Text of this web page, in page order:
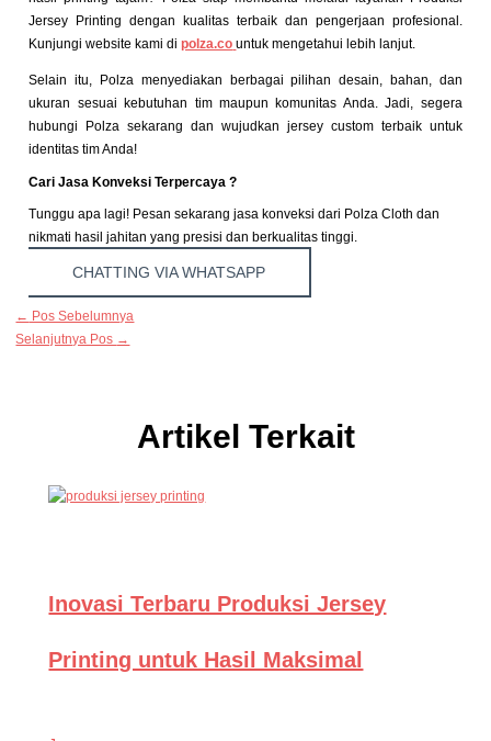
Jersey Printing dengan kualitas terbaik dan pengerjaan profesional.
Kunjungi website kami dipolza.co untuk mengetahui lebih lanjut.
Selain itu, Polza menyediakan berbagai pilihan desain, bahan, dan
ukuran sesuai kebutuhan tim maupun komunitas Anda. Jadi, segera
hubungi Polza sekarang dan wujudkan jersey custom terbaik untuk
identitas tim Anda!
Cari Jasa Konveksi Terpercaya ?
Tunggu apa lagi! Pesan sekarang jasa konveksi dari Polza Cloth dan
nikmati hasil jahitan yang presisi dan berkualitas tinggi.
CHATTING VIA WHATSAPP
← Pos Sebelumnya
Selanjutnya Pos →
Artikel Terkait
Inovasi Terbaru Produksi Jersey
Printing untuk Hasil Maksimal